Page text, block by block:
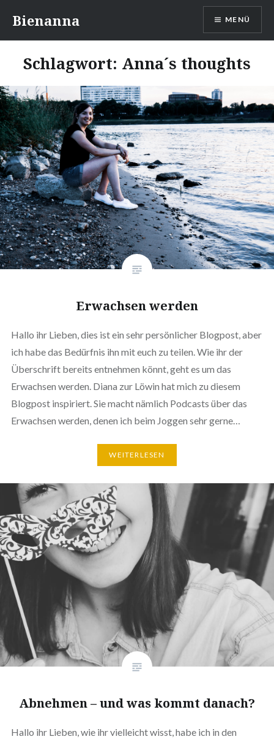
zum
Inhalt
Bienanna MENÜ
Schlagwort: Anna´s thoughts
Erwachsen werden
Hallo ihr Lieben, dies ist ein sehr persönlicher Blogpost, aber
ich habe das Bedürfnis ihn mit euch zu teilen. Wie ihr der
Überschrift bereits entnehmen könnt, geht es um das
Erwachsen werden. Diana zur Löwin hat mich zu diesem
Blogpost inspiriert. Sie macht nämlich Podcasts über das
Erwachsen werden, denen ich beim Joggen sehr gerne…
WEITERLESEN
Abnehmen – und was kommt danach?
Hallo ihr Lieben, wie ihr vielleicht wisst, habe ich in den